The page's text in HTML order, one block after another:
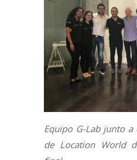
Equipo G-Lab junto a
de Location World